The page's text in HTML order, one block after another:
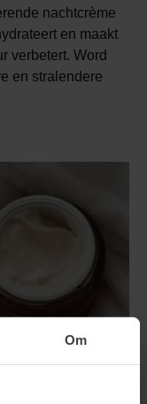
Om
nachtcrème
en maakt
verbetert. Word
en stralendere